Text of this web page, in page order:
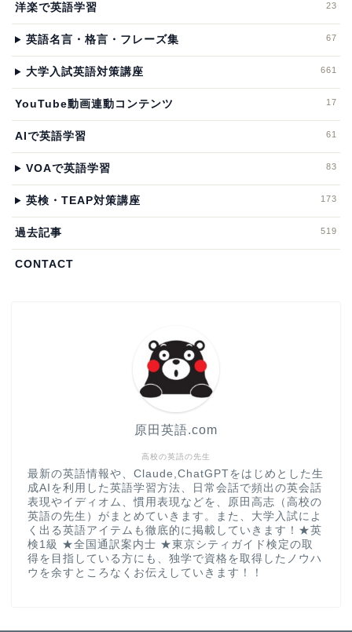
洋楽で英語学習 23
英語名言・格言・フレーズ集 67
大学入試英語対策講座 661
YouTube動画連動コンテンツ 17
AIで英語学習 61
VOAで英語学習 83
英検・TEAP対策講座 173
過去記事 519
CONTACT
高校の英語の先生
原田英語.com
最新の英語情報や、Claude,ChatGPTをはじめとした生
成AIを利用した英語学習方法、日常会話で頻出の英会話
表現やイディオム、慣用表現などを、原田高志（高校の
英語の先生）がまとめていきます。また、大学入試によ
く出る英語アイテムも徹底的に掲載していきます！★英
検1級 ★全国通訳案内士 ★東京シティガイド検定の取
得を目指している方にも、独学で資格を取得したノウハ
ウを余すところなくお伝えしていきます！！